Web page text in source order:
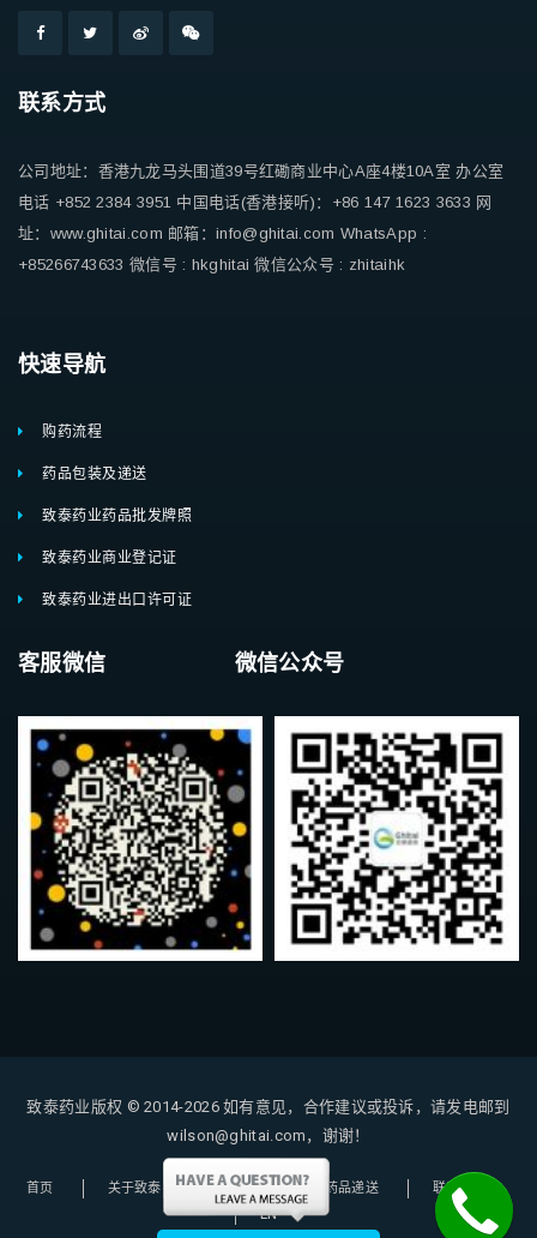
联系方式
公司地址：香港九龙马头围道39号红磡商业中心A座4楼10A室 办公室
电话 +852 2384 3951 中国电话(香港接听)：+86 147 1623 3633 网
址：www.ghitai.com 邮箱：info@ghitai.com WhatsApp :
+85266743633 微信号 : hkghitai 微信公众号 : zhitaihk
快速导航
购药流程
药品包装及递送
致泰药业药品批发牌照
致泰药业商业登记证
致泰药业进出口许可证
客服微信 微信公众号
致泰药业版权 © 2014-2026如有意见，合作建议或投诉，请发电邮到
wilson@ghitai.com，谢谢！
首页 关于致泰 购药指南 药品递送
联系我们
EN